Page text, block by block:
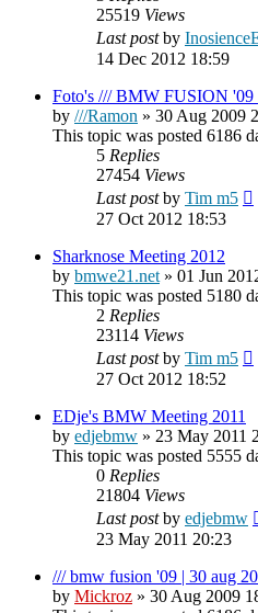
25519 Views
Last postby
14 Dec 2012 18:59
Foto's /// BMW FUSION '09
by ///Ramon » 30 Aug 2009
This topic was posted 6186
5 Replies
27454 Views
Last postby Tim m5
27 Oct 2012 18:53
Sharknose Meeting 2012
by bmwe21.net » 01 Jun
This topic was posted 5180
2 Replies
23114 Views
Last postby Tim m5
27 Oct 2012 18:52
EDje's BMW Meeting 2011
by edjebmw » 23 May 2011
This topic was posted 5555
0 Replies
21804 Views
Last postby edjebmw
23 May 2011 20:23
/// bmw fusion '09 | 30 aug
by Mickroz » 30 Aug 2009